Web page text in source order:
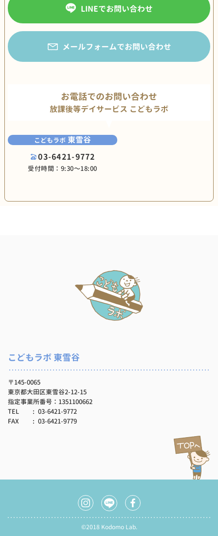
LINEでお問い合わせ
メールフォームでお問い合わせ
お電話でのお問い合わせ
放課後等デイサービス こどもラボ
こどもラボ 東雪谷
03-6421-9772
受付時間：9:30〜18:00
こどもラボ 東雪谷
〒145-0065
東京都大田区東雪谷2-12-15
指定事業所番号：1351100662
TEL
03-6421-9772
FAX
03-6421-9779
©2018 Kodomo Lab.